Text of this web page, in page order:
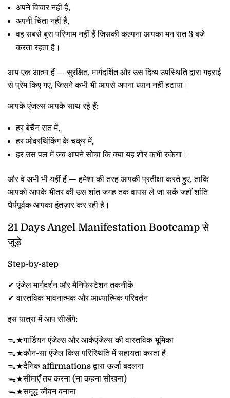
अपने विचार नहीं हैं,
अपनी चिंता नहीं हैं,
वह सबसे बुरा परिणाम नहीं हैं जिसकी कल्पना आपका मन रात 3 बजे
करता रहता है।
आप एक आत्मा हैं — सुरक्षित, मार्गदर्शित और उस दिव्य उपस्थिति द्वारा गहराई
से प्रेम किए गए, जिसने कभी भी आपसे अपना ध्यान नहीं हटाया।
आपके एंजल्स आपके साथ रहे हैं:
हर बेचैन रात में,
हर ओवरथिंकिंग के चक्र में,
हर उस पल में जब आपने सोचा कि क्या यह शोर कभी रुकेगा।
और वे अभी भी यहीं हैं — हमेशा की तरह आपकी प्रतीक्षा करते हुए, ताकि
आपको आपके भीतर की उस शांत जगह तक वापस ले जा सकें जहाँ शांति
धैर्यपूर्वक आपका इंतज़ार कर रही है।
21 Days Angel Manifestation Bootcamp से
जुड़े
Step-by-step
✔ एंजेल मार्गदर्शन और मैनिफेस्टेशन तकनीकें
✔ वास्तविक भावनात्मक और आध्यात्मिक परिवर्तन
इस यात्रा में आप सीखेंगे:
ᯓ★गार्डियन एंजेल्स और आर्कएंजेल्स की वास्तविक भूमिका
ᯓ★कौन-सा एंजेल किस परिस्थिति में सहायता करता है
ᯓ★दैनिक affirmations द्वारा ऊर्जा बदलना
ᯓ★सीमाएँ तय करना (ना कहना सीखना)
ᯓ★समृद्ध जीवन बनाना